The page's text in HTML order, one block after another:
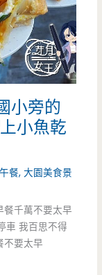
小旁的
小魚乾
餐,大園美食景
餐千萬不要太早
車 我百思不得
不要太早